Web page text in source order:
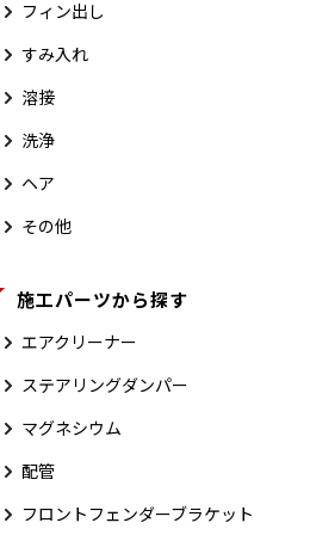
フィン出し
すみ入れ
溶接
洗浄
ヘア
その他
施工パーツから探す
エアクリーナー
ステアリングダンパー
マグネシウム
配管
フロントフェンダーブラケット